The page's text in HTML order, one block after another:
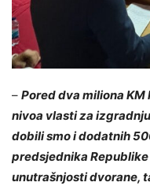
– Pored dva miliona
nivoa vlasti za
dobili smo i dodatnih
predsjednika
unutrašnjosti dvorane,